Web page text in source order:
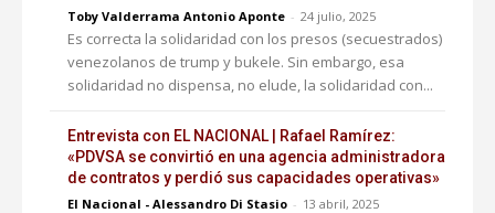
Toby Valderrama Antonio Aponte - 24 julio, 2025
Es correcta la solidaridad con los presos (secuestrados)
venezolanos de trump y bukele. Sin embargo, esa
solidaridad no dispensa, no elude, la solidaridad con...
Entrevista con EL NACIONAL | Rafael Ramírez:
«PDVSA se convirtió en una agencia administradora
de contratos y perdió sus capacidades operativas»
El Nacional - Alessandro Di Stasio - 13 abril, 2025